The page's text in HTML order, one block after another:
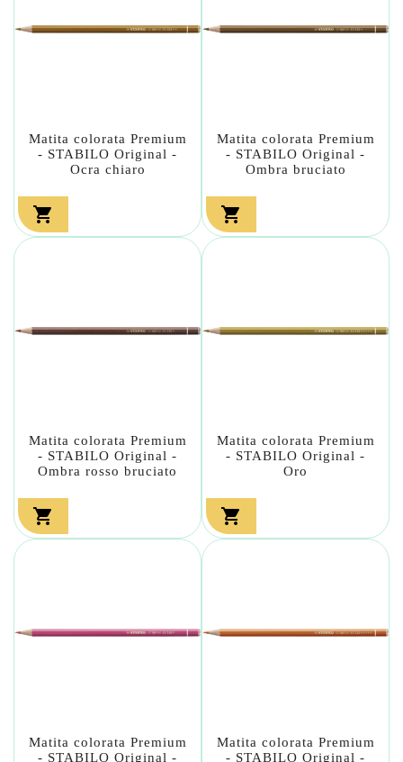
Matita colorata Premium
- STABILO Original -
Ocra chiaro

Matita colorata Premium
- STABILO Original -
Ombra bruciato

Matita colorata Premium
- STABILO Original -
Ombra rosso bruciato

Matita colorata Premium
- STABILO Original -
Oro

Matita colorata Premium
- STABILO Original -
Matita colorata Premium
- STABILO Original -